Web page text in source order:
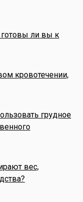
готовы ли вы к
кровотечении,
грудное
вес,